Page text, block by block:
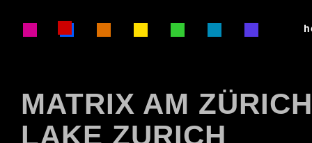
MATRIX AM
LAKE ZURICH